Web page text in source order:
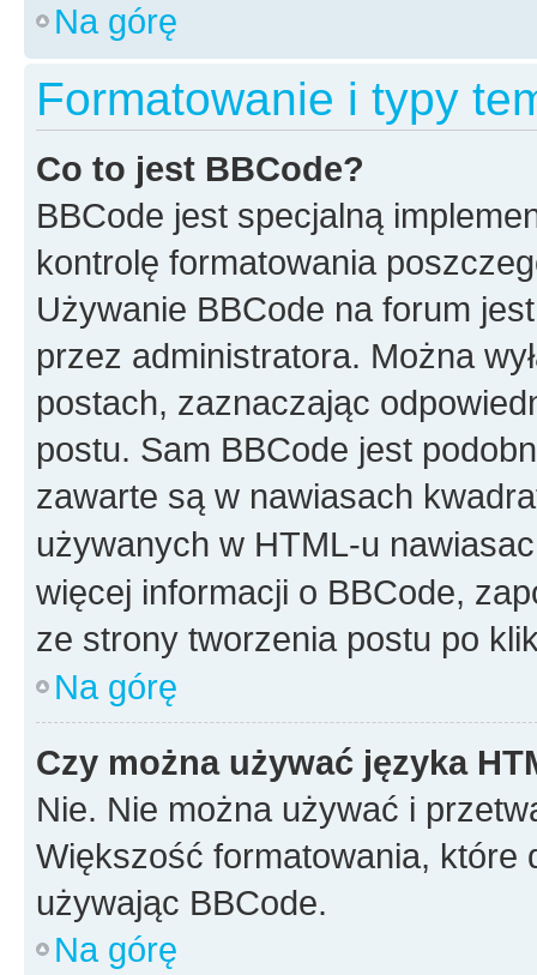
Na górę
Formatowanie i typy
Co to jest BBCode?
BBCode jest specjalną
kontrolę formatowania
Używanie BBCode na forum
przez administratora. Można
postach, zaznaczając
postu. Sam BBCode jest
zawarte są w nawiasach
używanych w HTML-u
więcej informacji o BBCode,
ze strony tworzenia postu po
Na górę
Czy można używać języka
Nie. Nie można używać i
Większość formatowania,
używając BBCode.
Na górę